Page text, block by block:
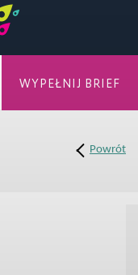
Powrót
WYPEŁNIJ BRIEF